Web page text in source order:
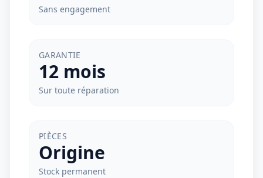
Sans engagement
GARANTIE
12 mois
Sur toute réparation
PIÈCES
Origine
Stock permanent